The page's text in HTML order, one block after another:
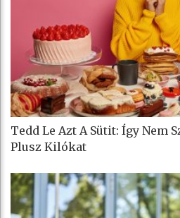
Tedd Le Azt A Sütit: Így Nem
Plusz Kilókat